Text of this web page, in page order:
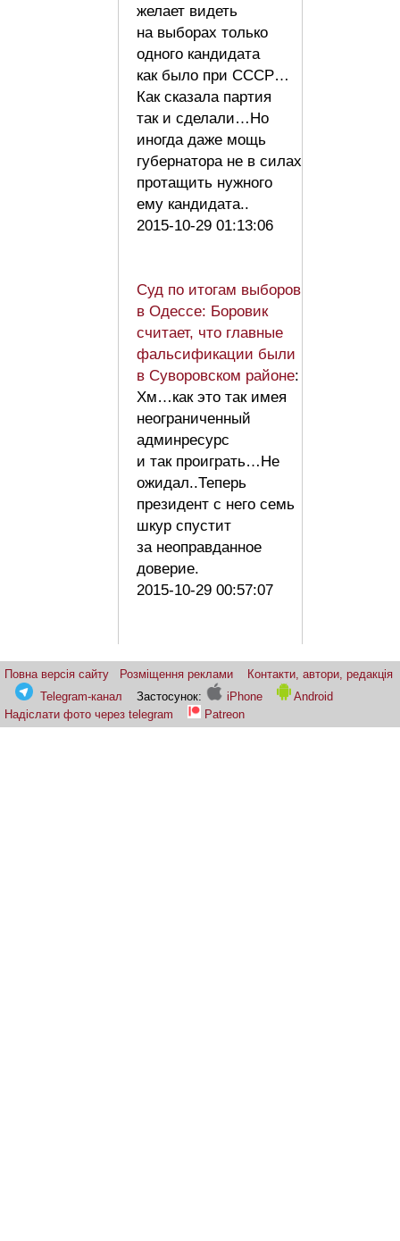
желает видеть
на выборах только
одного кандидата
как было при СССР…
Как сказала партия
так и сделали…Но
иногда даже мощь
губернатора не в силах
протащить нужного
ему кандидата..
2015-10-29 01:13:06
Суд по итогам выборов
в Одессе: Боровик
считает, что главные
фальсификации были
в Суворовском районе:
Хм…как это так имея
неограниченный
админресурс
и так проиграть…Не
ожидал..Теперь
президент с него семь
шкур спустит
за неоправданное
доверие.
2015-10-29 00:57:07
Повна версія сайту Розміщення реклами
Контакти, автори, редакція
Telegram-канал
Застосунок: iPhone
Android
Надіслати фото через telegram
Patreon